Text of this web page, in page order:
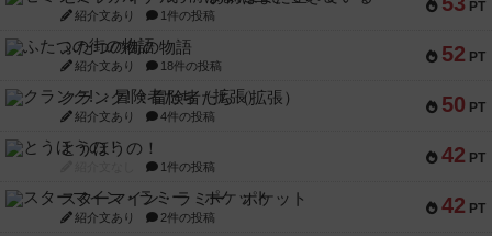
PT
紹介文あり 1件の投稿
52 PT
ふたつの街の物語
紹介文あり 18件の投稿
50 PT
クランク! ：冒険者たち（拡張）
紹介文あり 4件の投稿
42 PT
とうほうの！
1件の投稿
42 PT
スターマイン・ラミー ポケット
紹介文あり 2件の投稿